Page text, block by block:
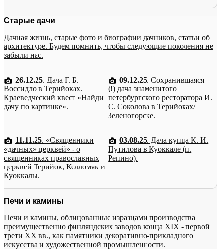
Старые дачи
Дачная жизнь, старые фото и биографии дачников, статьи об
архитектуре. Будем помнить, чтобы следующие поколения не
забыли нас.
26.12.25. Дача Г. Б.
Воссидло в Терийоках.
Краеведческий квест «Найди
дачу по картинке».
09.12.25. Сохранившаяся
(!) дача знаменитого
петербургского ресторатора И.
С. Соколова в Терийоках/
Зеленогорске.
11.11.25. «Священники
«дачных» церквей» - о
священниках православных
церквей Терийок, Келломяк и
Куоккалы.
03.08.25. Дача купца К. И.
Путилова в Куоккале (п.
Репино).
Печи и камины
Печи и камины, облицованные изразцами производства
преимущественно финляндских заводов конца XIX - первой
трети XX вв., как памятники декоративно-прикладного
искусства и художественной промышленности.